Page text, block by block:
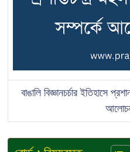
বাঙালি বিজ্ঞানচর্চার ইতিহাসে